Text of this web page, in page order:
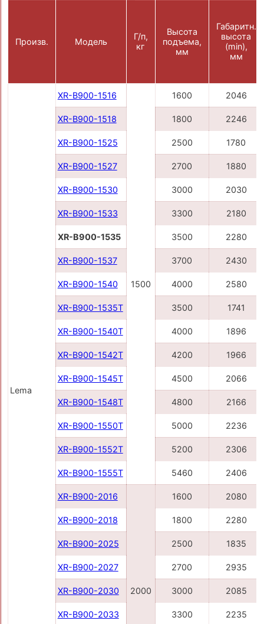
Произв. Модель
Г/п,
кг
Высота
подъема,
мм
Габаритн.
высота
(min),
мм
Lema
XR-B900-1516
1500
1600 2046
XR-B900-1518 1800 2246
XR-B900-1525 2500 1780
XR-B900-1527 2700 1880
XR-B900-1530 3000 2030
XR-B900-1533 3300 2180
XR-B900-1535 3500 2280
XR-B900-1537 3700 2430
XR-B900-1540 4000 2580
XR-B900-1535Т 3500 1741
XR-B900-1540Т 4000 1896
XR-B900-1542Т 4200 1966
XR-B900-1545Т 4500 2066
XR-B900-1548Т 4800 2166
XR-B900-1550Т 5000 2236
XR-B900-1552Т 5200 2306
XR-B900-1555T 5460 2406
XR-B900-2016
2000
1600 2080
XR-B900-2018 1800 2280
XR-B900-2025 2500 1835
XR-B900-2027 2700 2935
XR-B900-2030 3000 2085
XR-B900-2033 3300 2235